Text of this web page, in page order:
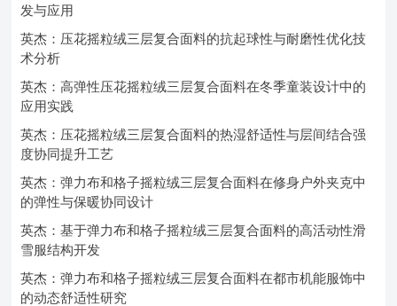
发与应用
英杰：压花摇粒绒三层复合面料的抗起球性与耐磨性优化技
术分析
英杰：高弹性压花摇粒绒三层复合面料在冬季童装设计中的
应用实践
英杰：压花摇粒绒三层复合面料的热湿舒适性与层间结合强
度协同提升工艺
英杰：弹力布和格子摇粒绒三层复合面料在修身户外夹克中
的弹性与保暖协同设计
英杰：基于弹力布和格子摇粒绒三层复合面料的高活动性滑
雪服结构开发
英杰：弹力布和格子摇粒绒三层复合面料在都市机能服饰中
的动态舒适性研究